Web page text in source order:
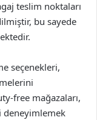
teslim noktaları
bu sayede
seçenekleri,
free mağazaları,
deneyimlemek